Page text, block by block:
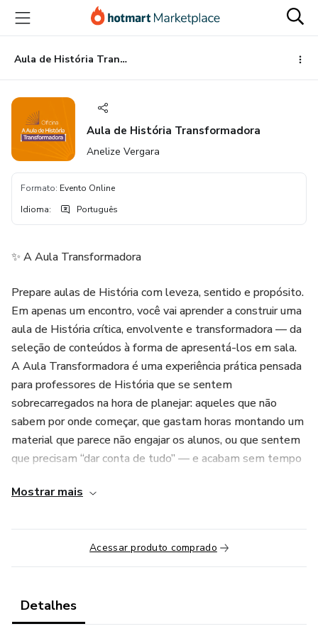
para
conteúdo
principal
para
pagamento
para
rodapé
Aula de História Transformadora
Aula de História Transformadora
Anelize Vergara
Formato: Evento Online
Idioma: Português
✨ A Aula Transformadora
Prepare aulas de História com leveza, sentido e propósito.
Em apenas um encontro, você vai aprender a construir uma
aula de História crítica, envolvente e transformadora — da
seleção de conteúdos à forma de apresentá-los em sala.
A Aula Transformadora é uma experiência prática pensada
para professores de História que se sentem
sobrecarregados na hora de planejar: aqueles que não
sabem por onde começar, que gastam horas montando um
material que parece não engajar os alunos, ou que sentem
que precisam “dar conta de tudo” — e acabam sem tempo
uma aula de História do zero, aplicando a metodologia da
professora reflexiva, inspirada em pensadores como Circe
Bittencourt, bell hooks e Paulo Freire e você ainda garante
prática quando preparar for suas aulas.
Mostrar mais
Acessar produto comprado
Detalhes